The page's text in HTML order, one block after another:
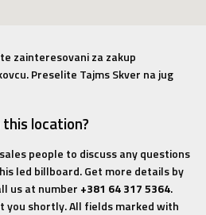
zainteresovani za zakup
Preselite Tajms Skver na jug
location?
people to discuss any questions
led billboard. Get more details by
us at number +381 64 317 5364.
you shortly. All fields marked with